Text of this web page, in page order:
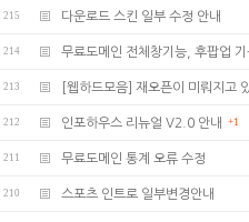
215 다운로드 스킨 일부 수정 안내
214 무료도메인 전체창기능, 후팝업
213 [웹하드모음] 재오픈이 미뤄지고
212 인포하우스 리뉴얼 V2.0 안내 +1
211 무료도메인 통계 오류 수정
210 스포츠 인트로 일부변경안내